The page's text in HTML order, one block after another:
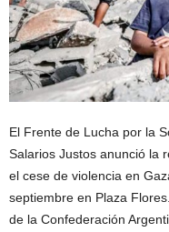
El Frente de Lucha por la
Salarios Justos anunció la
el cese de violencia en
septiembre en Plaza
de la Confederación